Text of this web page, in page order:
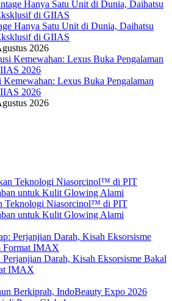
Hanya Satu Unit di Dunia, Daihatsu
di GIIAS
2026
Lexus Buka Pengalaman
2026
2026
Teknologi Niasorcinol™ di PIT
untuk Kulit Glowing Alami
Darah, Kisah Eksorsisme Bakal
IMAX